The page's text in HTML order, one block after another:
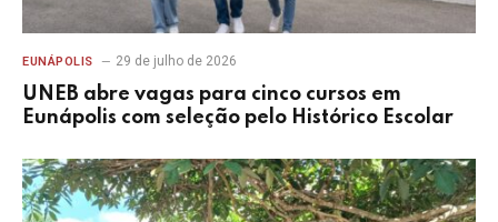
EUNÁPOLIS 29 de julho de 2026
UNEB abre vagas para cinco cursos em
Eunápolis com seleção pelo Histórico Escolar